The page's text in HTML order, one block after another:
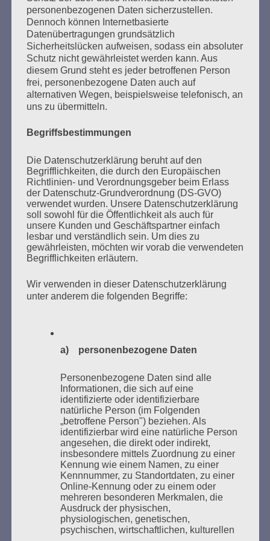
SUCHEN
NACH:
MARATHONLESUNG AUS DEN
Donnerstag, 21. Mai 2026, 11 – 18 Uhr
Zum 26. Mal gibt es eine Marathonlesung anlässlich
des Gedenkens an die Verbrennung von Büchern am
Bücher verbrannten.
GEDENKEN UND ERINNERN BEGINNT IN
UNSERER NACHBARSCHAFT
personenbezogenen Daten sicherzustellen.
Dennoch können Internetbasierte
Datenübertragungen grundsätzlich
Sicherheitslücken aufweisen, sodass ein absoluter
Schutz nicht gewährleistet werden kann. Aus
diesem Grund steht es jeder betroffenen Person
frei, personenbezogene Daten auch auf
alternativen Wegen, beispielsweise telefonisch, an
uns zu übermitteln.
Begriffsbestimmungen
Die Datenschutzerklärung beruht auf den
Begrifflichkeiten, die durch den Europäischen
Richtlinien- und Verordnungsgeber beim Erlass
der Datenschutz-Grundverordnung (DS-GVO)
verwendet wurden. Unsere Datenschutzerklärung
soll sowohl für die Öffentlichkeit als auch für
unsere Kunden und Geschäftspartner einfach
lesbar und verständlich sein. Um dies zu
gewährleisten, möchten wir vorab die verwendeten
Begrifflichkeiten erläutern.
Wir verwenden in dieser Datenschutzerklärung
unter anderem die folgenden Begriffe:
a) personenbezogene Daten
Personenbezogene Daten sind alle
Informationen, die sich auf eine
identifizierte oder identifizierbare
natürliche Person (im Folgenden
„betroffene Person") beziehen. Als
identifizierbar wird eine natürliche Person
angesehen, die direkt oder indirekt,
insbesondere mittels Zuordnung zu einer
Kennung wie einem Namen, zu einer
Kennnummer, zu Standortdaten, zu einer
Online-Kennung oder zu einem oder
mehreren besonderen Merkmalen, die
Ausdruck der physischen,
physiologischen, genetischen,
psychischen, wirtschaftlichen, kulturellen